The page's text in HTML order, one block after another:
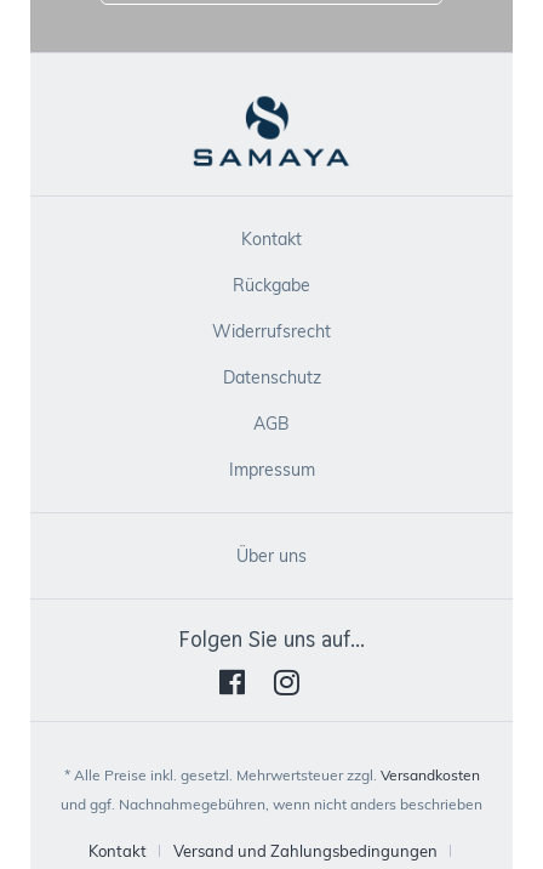
Kontakt
Rückgabe
Widerrufsrecht
Datenschutz
AGB
Impressum
Über uns
Folgen Sie uns auf...
* Alle Preise inkl. gesetzl. Mehrwertsteuer zzgl. Versandkosten
und ggf. Nachnahmegebühren, wenn nicht anders beschrieben
Kontakt Versand und Zahlungsbedingungen